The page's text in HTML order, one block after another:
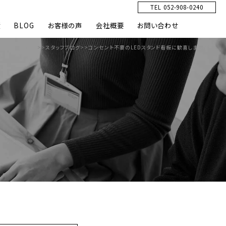
BLOG お客様の声 会社概要 お問い合わせ
TEL 052-908-0240
>>スタッフブログ>>コンセント不要のLEDスタンド看板に歓喜しました！